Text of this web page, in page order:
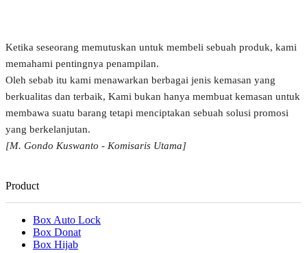
Ketika seseorang memutuskan untuk membeli sebuah produk, kami
memahami pentingnya penampilan.
Oleh sebab itu kami menawarkan berbagai jenis kemasan yang
berkualitas dan terbaik, Kami bukan hanya membuat kemasan untuk
membawa suatu barang tetapi menciptakan sebuah solusi promosi
yang berkelanjutan.
[M. Gondo Kuswanto - Komisaris Utama]
Product
Box Auto Lock
Box Donat
Box Hijab